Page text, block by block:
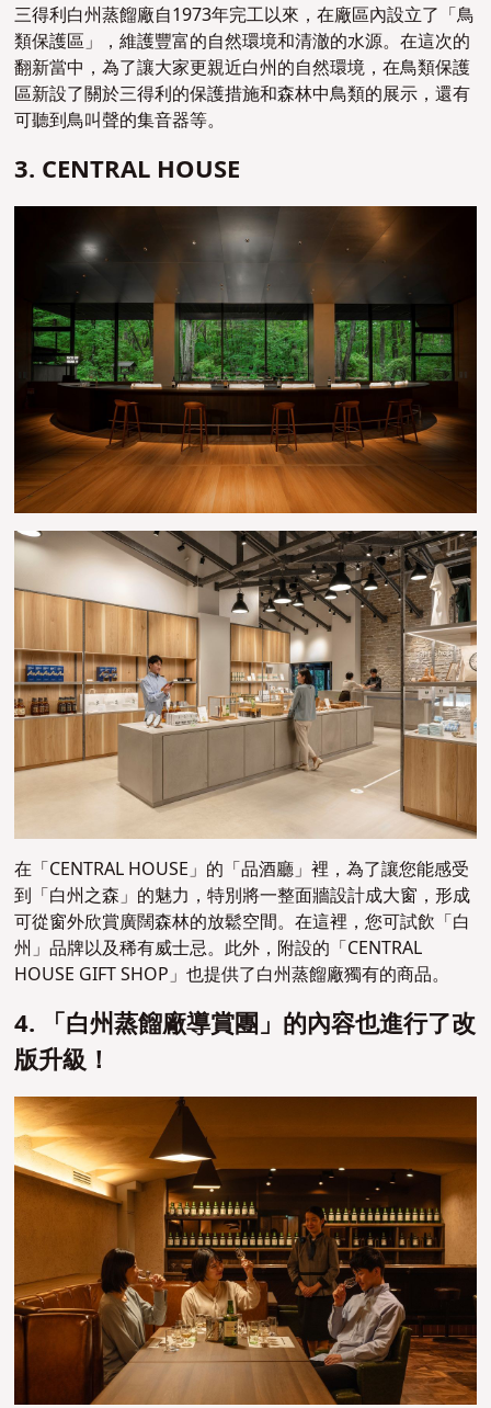
三得利白州蒸餾廠自1973年完工以來，在廠區內設立了「鳥
類保護區」，維護豐富的自然環境和清澈的水源。在這次的
翻新當中，為了讓大家更親近白州的自然環境，在鳥類保護
區新設了關於三得利的保護措施和森林中鳥類的展示，還有
可聽到鳥叫聲的集音器等。
3. CENTRAL HOUSE
在「CENTRAL HOUSE」的「品酒廳」裡，為了讓您能感受
到「白州之森」的魅力，特別將一整面牆設計成大窗，形成
可從窗外欣賞廣闊森林的放鬆空間。在這裡，您可試飲「白
州」品牌以及稀有威士忌。此外，附設的「CENTRAL
HOUSE GIFT SHOP」也提供了白州蒸餾廠獨有的商品。
4. 「白州蒸餾廠導賞團」的內容也進行了改
版升級！